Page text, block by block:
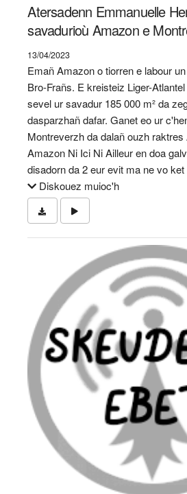
Atersadenn Emmanuelle
savadurioù Amazon e
13/04/2023
Emañ Amazon o tiorren e labour
Bro-Frañs. E kreisteiz Liger-
sevel ur savadur 185 000 m² da
dasparzhañ dafar. Ganet eo ur
Montreverzh da dalañ ouzh
Amazon Ni Ici Ni Ailleur en doa
disadorn da 2 eur evit ma ne vo
Diskouez muioc'h